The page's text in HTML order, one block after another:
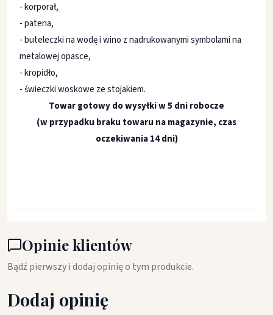
- korporał,
- patena,
-buteleczki na wodę i wino z nadrukowanymi symbolami na
metalowej opasce,
- kropidło,
- świeczki woskowe ze stojakiem.
Towar gotowy do wysyłki w 5 dni robocze
(w przypadku braku towaru na magazynie, czas
oczekiwania 14 dni)
Opinie klientów
Bądź pierwszy i dodaj opinię o tym produkcie.
Dodaj opinię